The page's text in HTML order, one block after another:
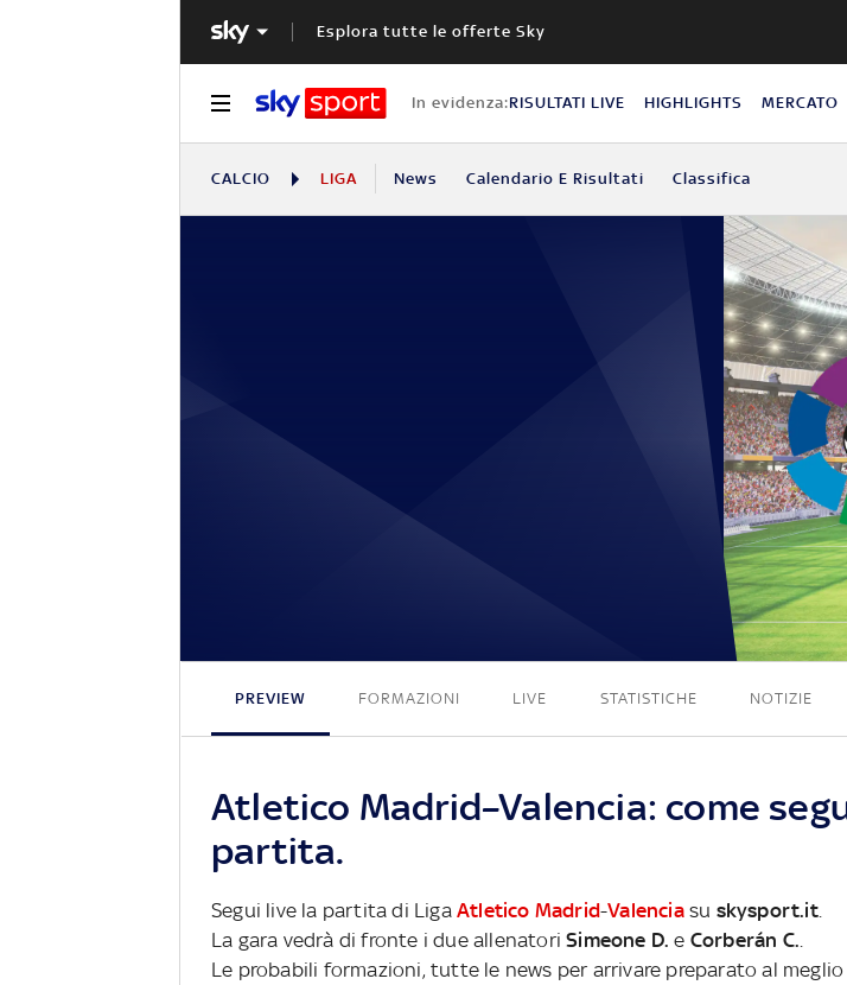
Esplora tutte le offerte Sky
In evidenza:RISULTATI LIVE HIGHLIGHTS MERCATO
CALCIO LIGA News Calendario E Risultati Classifica
2 - 1
PREVIEW FORMAZIONI LIVE STATISTICHE NOTIZIE
Atletico Madrid–Valencia: come
partita.
Segui live la partita di Liga Atletico Madrid-Valenciasu skysport.it.
La gara vedrà di fronte i due allenatoriSimeone D. e Corberán C.
Le probabili formazioni, tutte le news per arrivare preparato al